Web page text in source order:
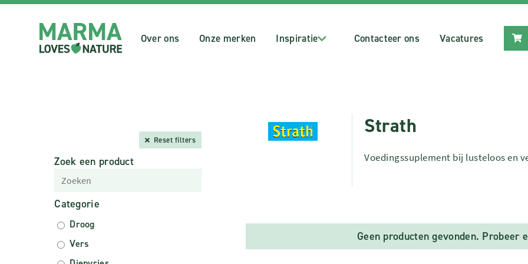
Over ons Onze merken Inspiratie Contacteer ons Vacatures
Reset filters
Zoek een product
Categorie
Droog
Vers
Strath
Voedingssuplement bij lusteloos en
Geen producten gevonden. Probeer